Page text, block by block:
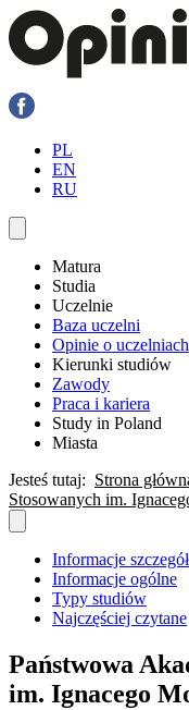
PL
EN
RU
Matura
Studia
Uczelnie
Baza uczelni
Opinie o uczelniach
Kierunki studiów
Zawody
Praca i kariera
Study in Poland
Miasta
Jesteś tutaj: Strona
Stosowanych im.
Informacje
Informacje ogólne
Typy studiów
Najczęściej czytane
Państwowa
im. Ignacego